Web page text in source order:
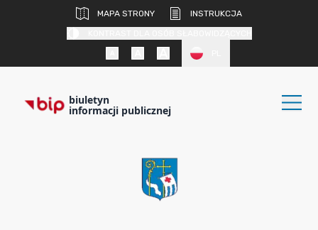
MAPA STRONY
INSTRUKCJA
biuletyn
informacji publicznej